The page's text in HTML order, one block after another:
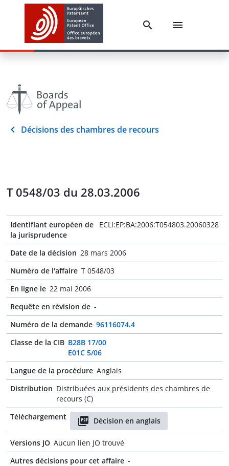
Décisions des chambres de recours
T 0548/03 du 28.03.2006
Identifiant européen de
la jurisprudence
ECLI:EP:BA:2006:T054803.20060328
Date de la décision 28 mars 2006
Numéro de l'affaire T 0548/03
En ligne le 22 mai 2006
Requête en révision de -
Numéro de la demande 96116074.4
Classe de la CIB B28B 17/00
E01C 5/06
Langue de la procédure Anglais
Distribution Distribuées aux présidents des chambres de
recours (C)
Téléchargement
Décision en anglais
Versions JO Aucun lien JO trouvé
Autres décisions pour cet affaire -